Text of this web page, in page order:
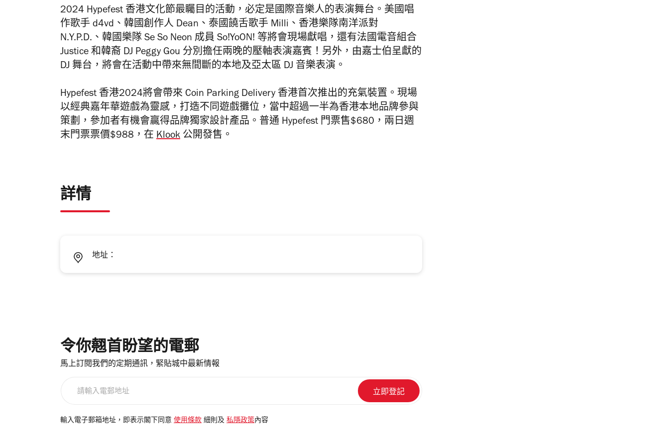
2024 Hypefest 香港文化節最矚目的活動，必定是國際音樂人的表演舞台。美國唱
作歌手 d4vd、韓國創作人 Dean、泰國饒舌歌手 Milli、香港樂隊南洋派對
N.Y.P.D.、韓國樂隊 Se So Neon 成員 So!YoON! 等將會現場獻唱，還有 法國電音組合
Justice 和韓裔 DJ Peggy Gou 分別擔任兩晚的壓軸表演嘉賓 ！另外，由嘉士伯呈獻的
DJ 舞台，將會在活動中帶來無間斷的本地及亞太區 DJ 音樂表演。
Hypefest 香港2024將會帶來 Coin Parking Delivery 香港首次推出的充氣裝置。現場
以經典嘉年華遊戲為靈感，打造不同遊戲攤位， 當中超過一半為香港本地品牌參與
策劃，參加者有機會贏得品牌獨家設計產品。 普通 Hypefest 門票售$680，兩日週
末門票票價$988，在 Klook 公開發售。
詳情
地址：
令你翹首盼望的電郵
馬上訂閱我們的定期通訊，緊貼城中最新情報
電
輸入電子郵箱地址，即表示閣下同意 使用條款 細則及 私隱政策 內容